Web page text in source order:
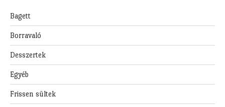
Bagett
Borravaló
Desszertek
Egyéb
Frissen sültek